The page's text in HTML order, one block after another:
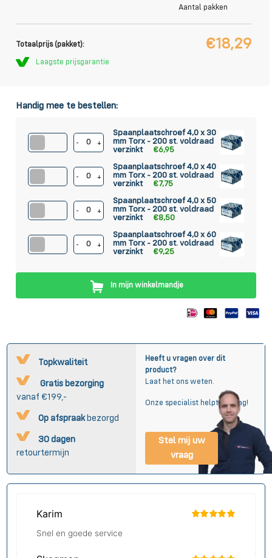
Aantal pakken
Totaalprijs (pakket): €18,29
Laagste prijsgarantie
Handig mee te bestellen:
- +
Spaanplaatschroef 4,0 x 30
mm Torx - 200 st. voldraad
verzinkt
€6,95
- +
Spaanplaatschroef 4,0 x 40
mm Torx - 200 st. voldraad
verzinkt
€7,75
- +
Spaanplaatschroef 4,0 x 50
mm Torx - 200 st. voldraad
verzinkt
€8,50
- +
Spaanplaatschroef 4,0 x 60
mm Torx - 200 st. voldraad
verzinkt
€9,25
In mijn winkelmandje
Topkwaliteit
Gratis bezorging
vanaf €199,-
Op afspraak bezorgd
30 dagen
retourtermijn
Heeft u vragen over dit
product?
Laat het ons weten.
Onze specialist helpt u graag!
Stel mij uw
vraag